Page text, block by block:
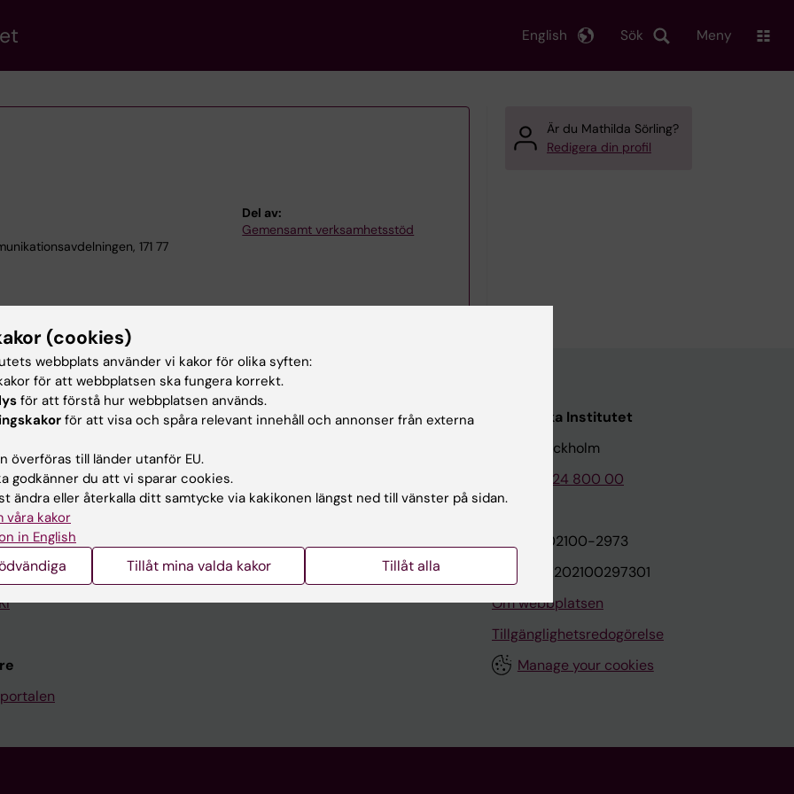
Sök
English Meny
171 77
Del av:
Gemensamt verksamhetsstöd
Är du Mathilda Sörling?
Redigera din profil
Kontakta och besök KI
Stöd forskning och utbildning
Kontakta presstjänsten
Karolinska Institutet
171 77 Stockholm
Tel: 08-524 800 00
Org.nr: 202100-2973
VAT.nr: SE202100297301
Om webbplatsen
Tillgänglighetsredogörelse
Manage your cookies
(cookies)
webbplats använder vi kakor för olika syften:
för att webbplatsen ska fungera korrekt.
för att förstå hur webbplatsen används.
för att visa och spåra relevant innehåll och annonser från externa
överföras till länder utanför EU.
godkänner du att vi sparar cookies.
ändra eller återkalla ditt samtycke via kakikonen längst ned till vänster på sidan.
våra kakor
in English
Tillåt mina valda kakor Tillåt alla